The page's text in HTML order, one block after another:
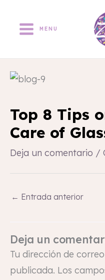
MENU
Top 8 Tips
Care of
Deja un comentario /
← Entrada anterior
Deja un
Tu dirección de
publicada. Los